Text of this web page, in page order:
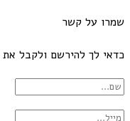
שמרו על קשר
כדאי לך להירשם ולקבל את